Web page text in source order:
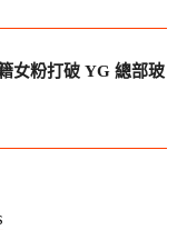
女粉打破 YG 總部玻